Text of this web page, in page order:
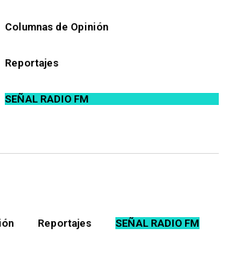
Columnas de Opinión
Reportajes
SEÑAL RADIO FM
Reportajes SEÑAL RADIO FM